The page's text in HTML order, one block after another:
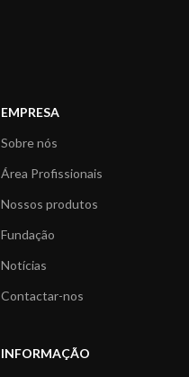
EMPRESA
Sobre nós
Área Profissionais
Nossos produtos
Fundação
Notícias
Contactar-nos
INFORMAÇÃO